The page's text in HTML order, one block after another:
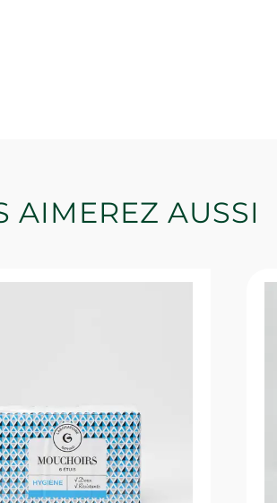
AIMEREZ AUSSI